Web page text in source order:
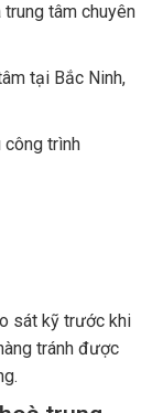
tâm chuyên
tại Bắc Ninh,
công trình
sát kỹ trước khi
tránh được